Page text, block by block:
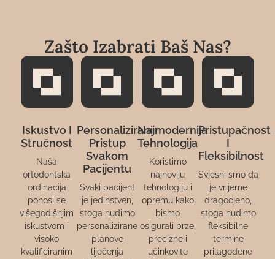
Zašto Izabrati Baš Nas?
Iskustvo I
Stručnost
Naša
ortodontska
ordinacija
ponosi se
višegodišnjim
iskustvom i
visoko
kvalificiranim
Personalizirani
Pristup
Svakom
Pacijentu
Svaki pacijent
je jedinstven,
stoga nudimo
personalizirane
planove
liječenja
Najmodernija
Tehnologija
Koristimo
najnoviju
tehnologiju i
opremu kako
bismo
osigurali brze,
precizne i
učinkovite
Pristupačnost
I
Fleksibilnost
Svjesni smo da
je vrijeme
dragocjeno,
stoga nudimo
fleksibilne
termine
prilagođene